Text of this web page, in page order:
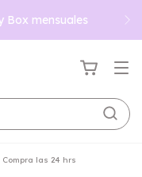
Box mensuales
Compra las 24 hrs